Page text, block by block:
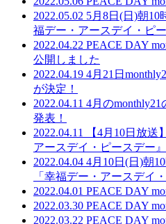
2022.05.02 5月8日(日)朝10
福デー・アースデイ・ピー
2022.04.22 PEACE DAY
公開しました
2022.04.19 4月21日
が決定！
2022.04.11 4月の
発表！
2022.04.11
【4月10日放送
アースデイ・ピースデー
2022.04.04 4月10日(日)朝
「幸福デー・アースデイ
2022.04.01 PEACE DAY
2022.03.30 PEACE DAY
2022.03.22 PEACE DAY